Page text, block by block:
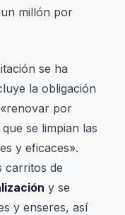
millón por
se ha
la obligación
por
se limpian las
y eficaces».
carritos de
y se
y enseres, así